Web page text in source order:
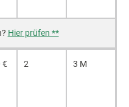
Hier prüfen **
€ 2 3 M